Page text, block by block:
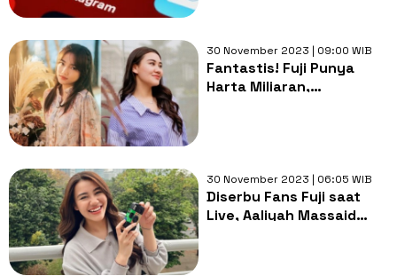
30 November 2023 | 09:00 WIB
Fantastis! Fuji Punya
Harta Miliaran,
30 November 2023 | 06:05 WIB
Diserbu Fans Fuji saat
Live, Aaliyah Massaid